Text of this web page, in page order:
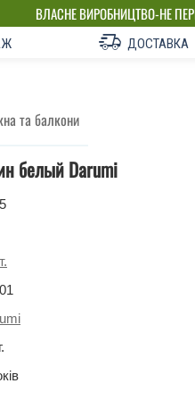
ВЛАСНЕ ВИРОБНИЦТВО-НЕ
ДОСТАВКА
та балкони
белый Darumi
.